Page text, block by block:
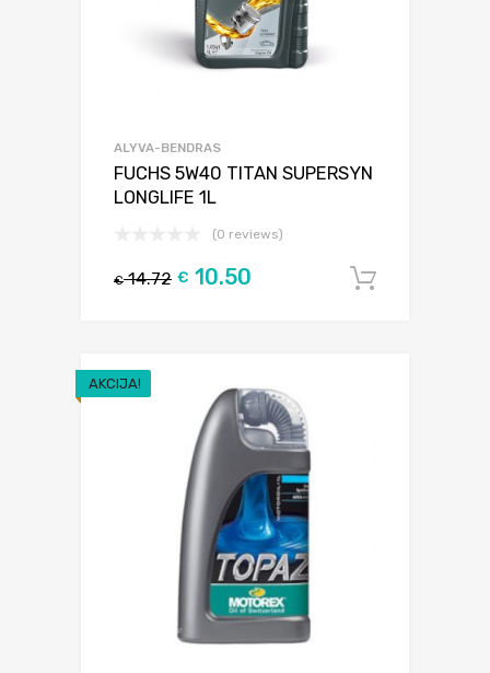
ALYVA-BENDRAS
FUCHS 5W40 TITAN SUPERSYN
LONGLIFE 1L
(0 reviews)
€14.72 € 10.50
AKCIJA!